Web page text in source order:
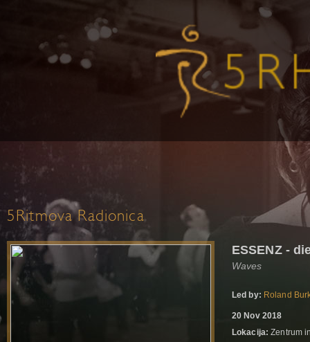
5Ritmova Radionica
ESSENZ -
Waves
Led by: Roland
20 Nov 2018
Lokacija: Zentrum